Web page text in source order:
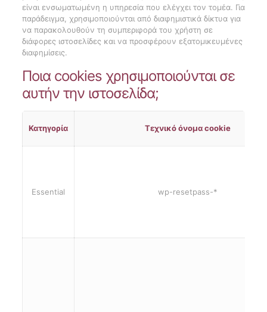
είναι ενσωματωμένη η υπηρεσία που ελέγχει τον τομέα. Για
παράδειγμα, χρησιμοποιούνται από διαφημιστικά δίκτυα για
να παρακολουθούν τη συμπεριφορά του χρήστη σε
διάφορες ιστοσελίδες και να προσφέρουν εξατομικευμένες
διαφημίσεις.
Ποια cookies χρησιμοποιούνται σε
αυτήν την ιστοσελίδα;
Κατηγορία Τεχνικό όνομα cookie
Essential wp-resetpass-*